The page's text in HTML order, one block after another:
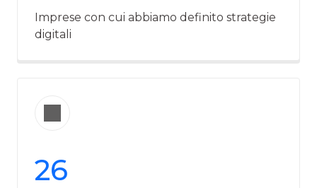
Imprese con cui abbiamo definito strategie
digitali
26